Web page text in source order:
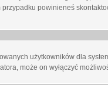
powinieneś
użytkowników dla
może on wyłączyć